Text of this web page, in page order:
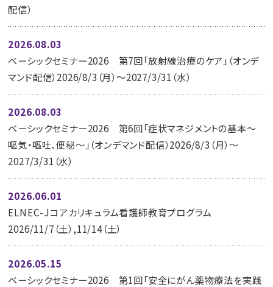
配信）
2026.08.03
ベーシックセミナー2026 第7回「放射線治療のケア」（オンデ
マンド配信）2026/8/3（月）～2027/3/31（水）
2026.08.03
ベーシックセミナー2026 第6回「症状マネジメントの基本～
嘔気・嘔吐、便秘～」（オンデマンド配信）2026/8/3（月）～
2027/3/31（水）
2026.06.01
ELNEC-Jコアカリキュラム看護師教育プログラム
2026/11/7（土）,11/14（土）
2026.05.15
ベーシックセミナー2026 第1回「安全にがん薬物療法を実践